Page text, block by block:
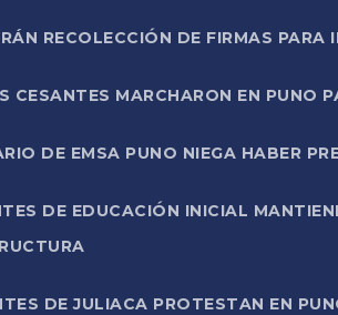
RECOLECCIÓN DE FIRMAS
CESANTES MARCHARON EN PUNO
DE EMSA PUNO NIEGA HABER
DE EDUCACIÓN INICIAL
DE JULIACA PROTESTAN EN